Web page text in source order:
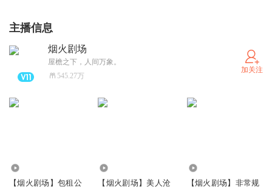
主播信息
烟火剧场
屋檐之下，人间万象。
545.27万
加关注
【烟火剧场】包租公
【烟火剧场】美人沧
【烟火剧场】非常规